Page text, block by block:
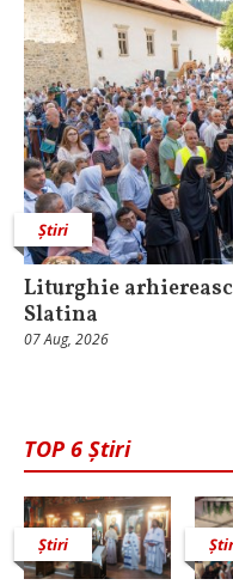
Știri
Liturghie
Slatina
07 Aug, 2026
TOP 6 Știri
Știri